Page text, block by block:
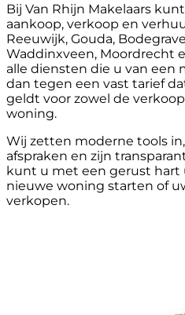
Bij Van Rhijn Makelaars
aankoop, verkoop en
Reeuwijk, Gouda,
Waddinxveen, Moordrecht
alle diensten die u van een
dan tegen een vast tarief
geldt voor zowel de
woning.
Wij zetten moderne tools
afspraken en zijn
kunt u met een gerust hart
nieuwe woning starten of
verkopen.